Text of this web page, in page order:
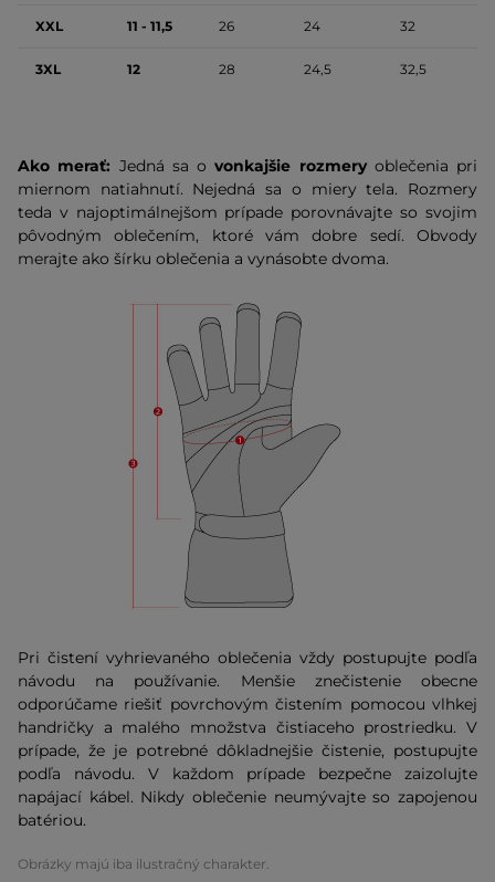
XXL 11 - 11,5 26 24 32
3XL 12 28 24,5 32,5
Ako merať: Jedná sa ovonkajšie rozmeryoblečenia pri
miernom natiahnutí. Nejedná sa o miery tela. Rozmery
teda v najoptimálnejšom prípade porovnávajte so svojim
pôvodným oblečením, ktoré vám dobre sedí. Obvody
merajte ako šírku oblečenia a vynásobte dvoma.
Pri čistení vyhrievaného oblečenia vždy postupujte podľa
návodu na používanie. Menšie znečistenie obecne
odporúčame riešiť povrchovým čistením pomocou vlhkej
handričky a malého množstva čistiaceho prostriedku. V
prípade, že je potrebné dôkladnejšie čistenie, postupujte
podľa návodu. V každom prípade bezpečne zaizolujte
napájací kábel. Nikdy oblečenie neumývajte so zapojenou
batériou.
Obrázky majú iba ilustračný charakter.